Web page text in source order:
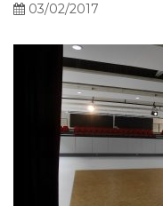
03/02/2017